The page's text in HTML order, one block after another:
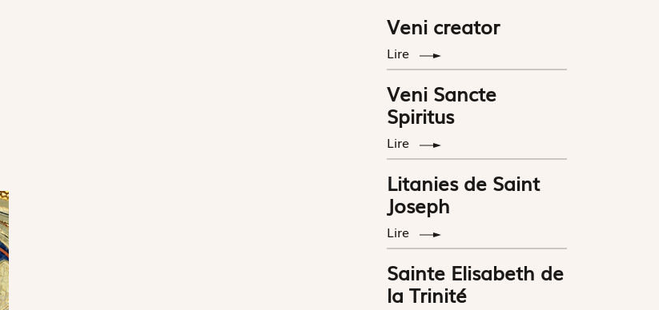
Veni creator
Lire
Veni Sancte
Spiritus
Lire
Litanies de Saint
Joseph
Lire
Sainte Elisabeth de
la Trinité